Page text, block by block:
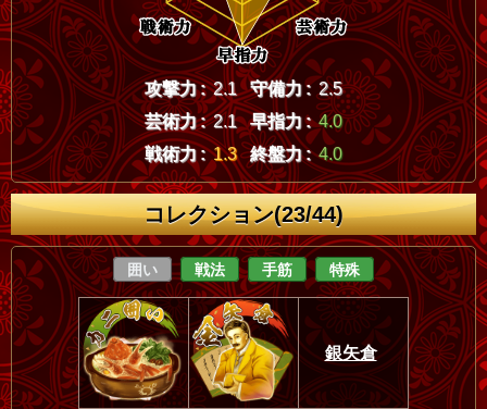
攻撃力 : 2.1 守備力 : 2.5
芸術力 : 2.1 早指力 : 4.0
戦術力 : 1.3 終盤力 : 4.0
コレクション(23/44)
囲い 戦法 手筋 特殊
銀矢倉